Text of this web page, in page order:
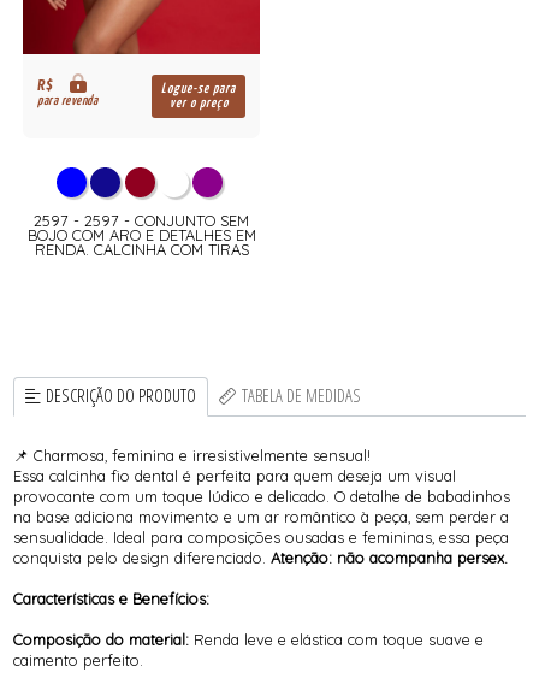
R$
para revenda
Logue-se para
ver o preço
2597 - 2597 - CONJUNTO SEM
BOJO COM ARO E DETALHES EM
RENDA. CALCINHA COM TIRAS
DESCRIÇÃO DO PRODUTO TABELA DE MEDIDAS
📌 Charmosa, feminina e irresistivelmente sensual!
Essa calcinha fio dental é perfeita para quem deseja um visual
provocante com um toque lúdico e delicado. O detalhe de babadinhos
na base adiciona movimento e um ar romântico à peça, sem perder a
sensualidade. Ideal para composições ousadas e femininas, essa peça
conquista pelo design diferenciado.Atenção: não acompanha persex.
Características e Benefícios:
Composição do material: Renda leve e elástica com toque suave e
caimento perfeito.